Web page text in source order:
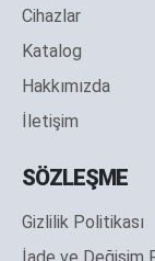
Cihazlar
Katalog
Hakkımızda
İletişim
SÖZLEŞME
Gizlilik Politikası